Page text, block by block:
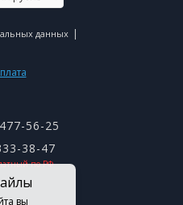
данных |
56-25
38-47
по РФ
вы